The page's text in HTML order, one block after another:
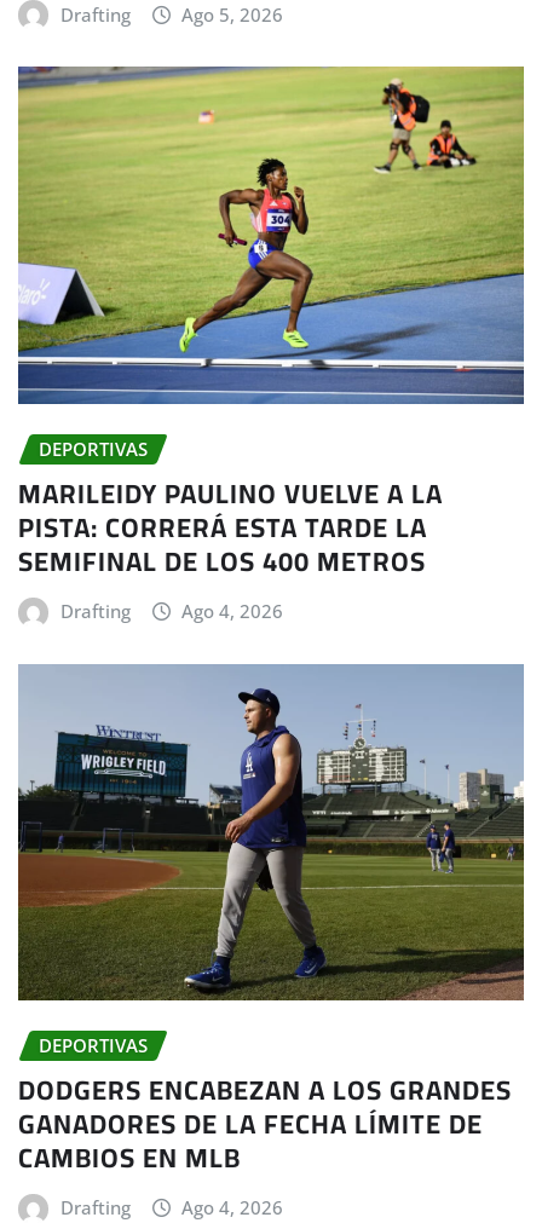
Drafting Ago 5, 2026
DEPORTIVAS
MARILEIDY PAULINO VUELVE A LA
PISTA: CORRERÁ ESTA TARDE LA
SEMIFINAL DE LOS 400 METROS
Drafting Ago 4, 2026
DEPORTIVAS
DODGERS ENCABEZAN A LOS GRANDES
GANADORES DE LA FECHA LÍMITE DE
CAMBIOS EN MLB
Drafting Ago 4, 2026